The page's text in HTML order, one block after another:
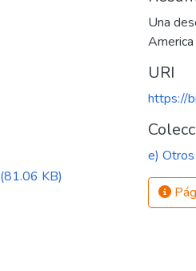
(81.06 KB)
Una
URI
https://
e) Otros